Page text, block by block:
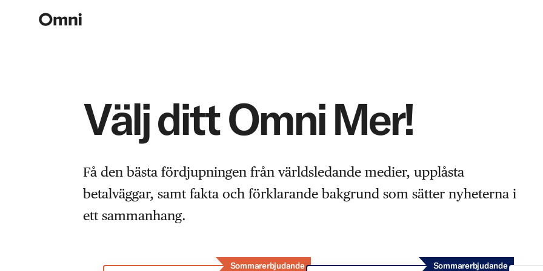
Välj ditt Omni Mer!
Få den bästa fördjupningen från världsledande medier, upplåsta
betalväggar, samt fakta och förklarande bakgrund som sätter nyheterna i
ett sammanhang.
Sommarerbjudande Sommarerbjudande